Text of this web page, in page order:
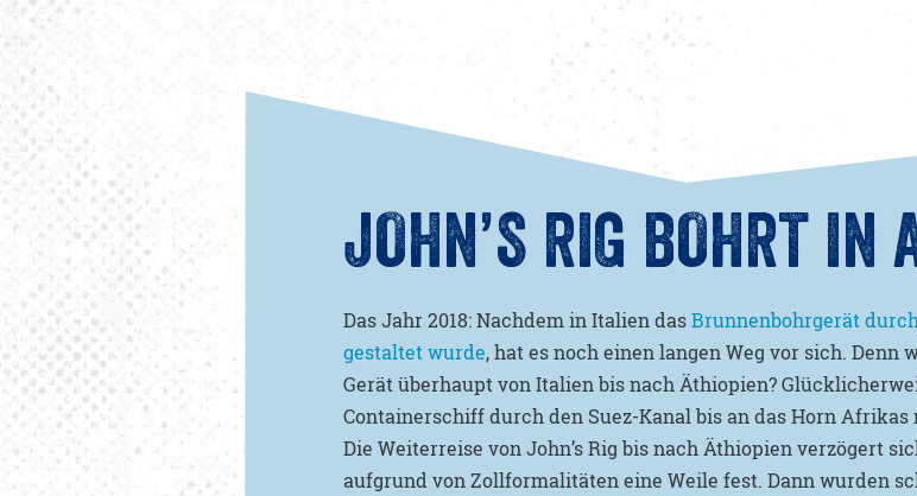
JOHN’S RIG BOHRT IN
Das Jahr 2018: Nachdem in Italien dasBrunnenbohrgerät
gestaltet wurde, hat es noch einen langen Weg vor sich. Denn
Gerät überhaupt von Italien bis nach Äthiopien?
Containerschiff durch den Suez-Kanal bis an das Horn
Die Weiterreise von John’s Rig bis nach Äthiopien verzögert
aufgrund von Zollformalitäten eine Weile fest. Dann wurden